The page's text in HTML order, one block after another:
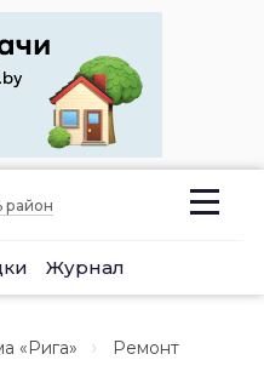
район
Журнал
«Рига»
Ремонт